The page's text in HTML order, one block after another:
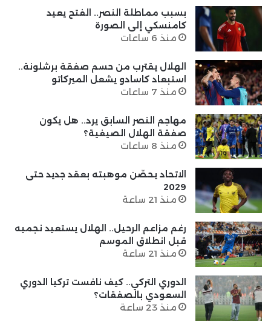
بسبب مماطلة النصر.. الفتح يعيد
كامنسكي إلى الصورة
منذ 6 ساعات
الهلال يقترب من حسم صفقة برشلونة..
استبعاد كاسادو يشعل الميركاتو
منذ 7 ساعات
مهاجم النصر السابق يرد.. هل يكون
صفقة الهلال الصيفية؟
منذ 8 ساعات
الاتحاد يحصّن موهبته بعقد جديد حتى
2029
منذ 21 ساعة
رغم مزاعم الرحيل.. الهلال يستعيد نجميه
قبل انطلاق الموسم
منذ 21 ساعة
الدوري التركي.. كيف نافست تركيا الدوري
السعودي بالصفقات؟
منذ 23 ساعة